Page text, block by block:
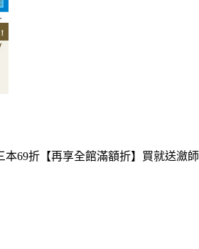
本69折【再享全館滿額折】買就送瀲師